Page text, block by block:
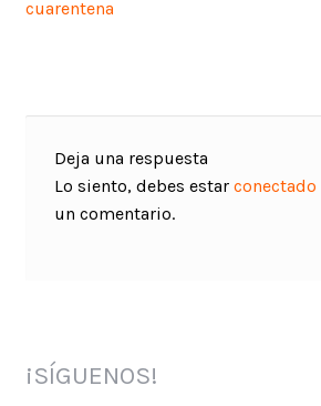
de
cuarentena
Deja una respuesta
Lo siento, debes estar conectado
un comentario.
¡SÍGUENOS!